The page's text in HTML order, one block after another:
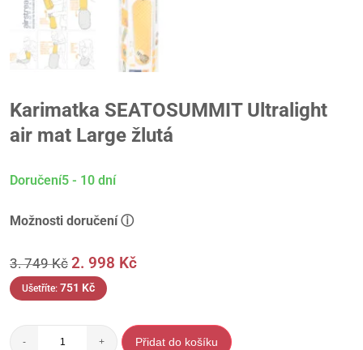
Karimatka SEATOSUMMIT Ultralight
air mat Large žlutá
Doručení5 - 10 dní
Možnosti doručení ⓘ
3. 749Kč 2. 998 Kč
Ušetříte: 751 Kč
- + Přidat do košíku